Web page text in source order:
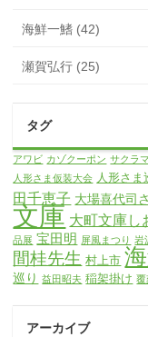
海鮮一鰭 (42)
瀬賀弘行 (25)
タグ
アワビ カゾクーポン サクラ
人形さま仮装大会 人形さま
田千恵子 大場喜代司
文庫 大町文庫し
品展 宝田明 屏風まつり 岩
間桂先生 村上市
巡り
益田昭夫 稲架掛け 覆
アーカイブ